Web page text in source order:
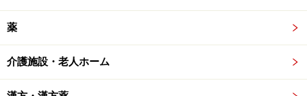
薬
介護施設・老人ホーム